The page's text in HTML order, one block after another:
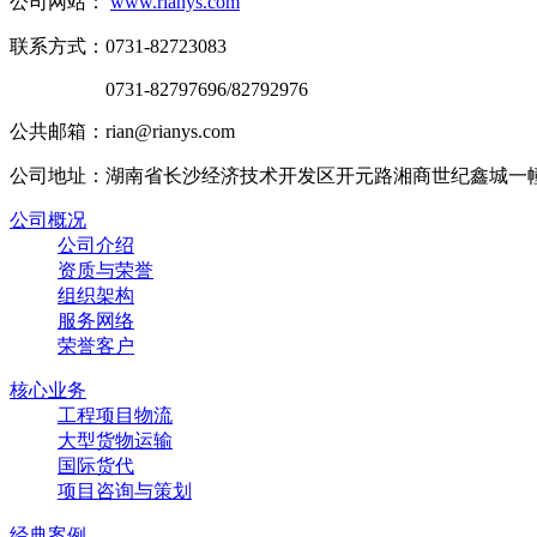
联系方式：0731-82723083
0731-82797696/82792976
公共邮箱：rian@rianys.com
公司地址：湖南省长沙经济技术开发区开元路湘商世纪鑫城一
公司概况
公司介绍
资质与荣誉
组织架构
服务网络
荣誉客户
核心业务
工程项目物流
大型货物运输
国际货代
项目咨询与策划